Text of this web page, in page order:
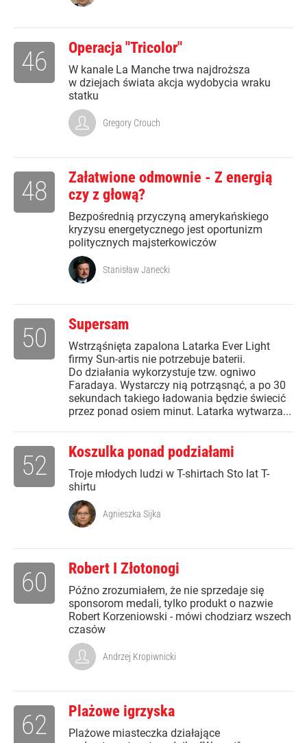
Operacja "Tricolor"
W kanale La Manche trwa najdroższa
w dziejach świata akcja wydobycia wraku
statku
46
Gregory Crouch
Załatwione odmownie - Z energią
czy z głową?
Bezpośrednią przyczyną amerykańskiego
kryzysu energetycznego jest oportunizm
politycznych majsterkowiczów
48
Stanisław Janecki
Supersam
Wstrząśnięta zapalona Latarka Ever Light
firmy Sun-artis nie potrzebuje baterii.
Do działania wykorzystuje tzw. ogniwo
Faradaya. Wystarczy nią potrząsnąć, a po 30
sekundach takiego ładowania będzie świecić
przez ponad osiem minut. Latarka wytwarza...
50
Koszulka ponad podziałami
Troje młodych ludzi w T-shirtach Sto lat T-
shirtu
52
Agnieszka Sijka
Robert I Złotonogi
Późno zrozumiałem, że nie sprzedaje się
sponsorom medali, tylko produkt o nazwie
Robert Korzeniowski - mówi chodziarz wszech
czasów
60
Andrzej Kropiwnicki
Plażowe igrzyska
Plażowe miasteczka działające
62